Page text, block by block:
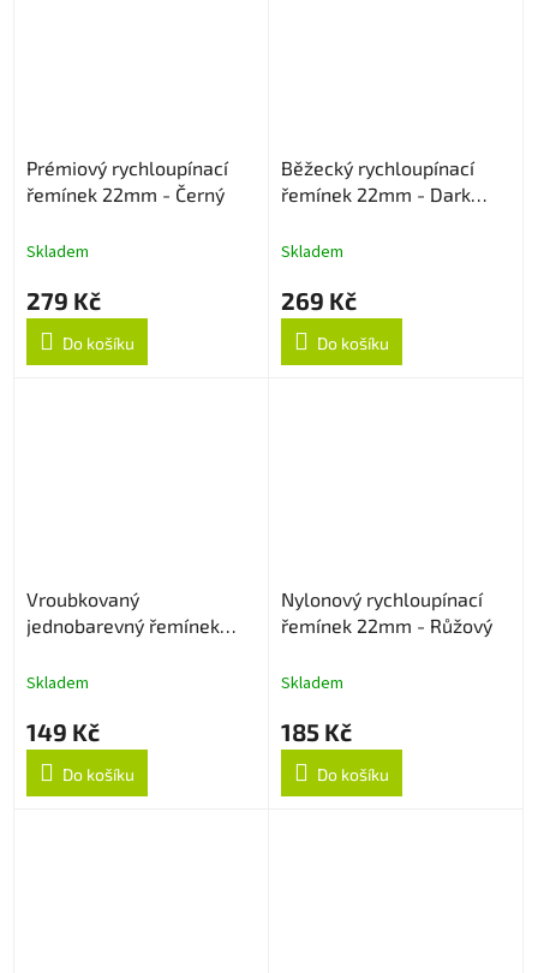
Prémiový rychloupínací
řemínek 22mm - Černý
Skladem
279 Kč
Do košíku
Běžecký rychloupínací
řemínek 22mm - Dark
Skladem
269 Kč
Do košíku
Vroubkovaný
jednobarevný řemínek
Skladem
149 Kč
Do košíku
Nylonový rychloupínací
řemínek 22mm - Růžový
Skladem
185 Kč
Do košíku